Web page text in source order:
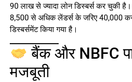
90 लाख से ज्यादा लोन डिस्बर्स कर चुकी है।
8,500 से अधिक लेंडर्स के जरिए 40,000
डिस्बर्समेंट किया गया है।
बैंक और NBFC
मजबूती